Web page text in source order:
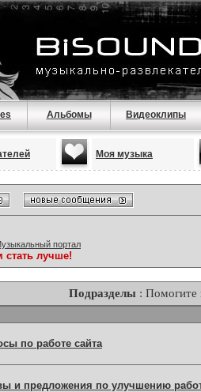
Альбомы Видеоклипы
Моя музыка
портал
стать лучше!
Подразделы : Помогите
по работе сайта
и предложения по улучшению